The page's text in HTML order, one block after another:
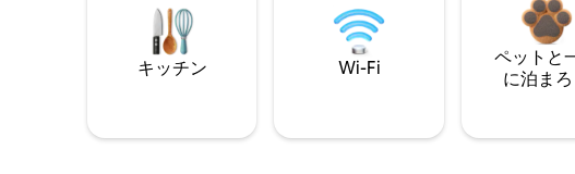
キッチン Wi-Fi
ペットと
に泊まろ